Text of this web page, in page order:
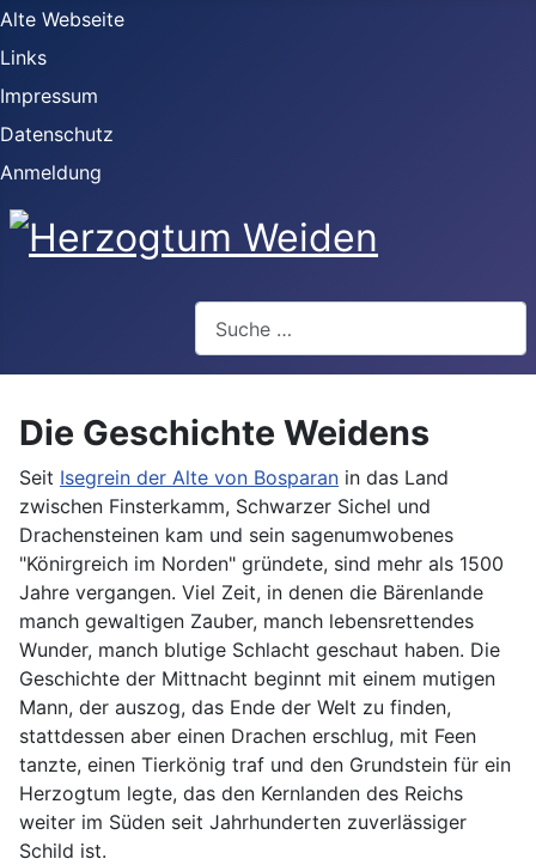
Alte Webseite
Links
Impressum
Datenschutz
Anmeldung
Die Geschichte Weidens
Seit Isegrein der Alte von Bosparan in das Land
zwischen Finsterkamm, Schwarzer Sichel und
Drachensteinen kam und sein sagenumwobenes
"Könirgreich im Norden" gründete, sind mehr als 1500
Jahre vergangen. Viel Zeit, in denen die Bärenlande
manch gewaltigen Zauber, manch lebensrettendes
Wunder, manch blutige Schlacht geschaut haben. Die
Geschichte der Mittnacht beginnt mit einem mutigen
Mann, der auszog, das Ende der Welt zu finden,
stattdessen aber einen Drachen erschlug, mit Feen
tanzte, einen Tierkönig traf und den Grundstein für ein
Herzogtum legte, das den Kernlanden des Reichs
weiter im Süden seit Jahrhunderten zuverlässiger
Schild ist.